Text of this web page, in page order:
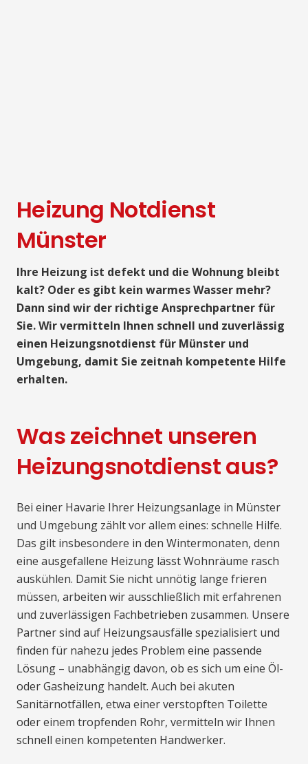
Heizung Notdienst
Münster
Ihre Heizung ist defekt und die Wohnung bleibt
kalt? Oder es gibt kein warmes Wasser mehr?
Dann sind wir der richtige Ansprechpartner für
Sie. Wir vermitteln Ihnen schnell und zuverlässig
einen Heizungsnotdienst für Münster und
Umgebung, damit Sie zeitnah kompetente Hilfe
erhalten.
Was zeichnet unseren
Heizungsnotdienst aus?
Bei einer Havarie Ihrer Heizungsanlage in Münster
und Umgebung zählt vor allem eines: schnelle Hilfe.
Das gilt insbesondere in den Wintermonaten, denn
eine ausgefallene Heizung lässt Wohnräume rasch
auskühlen. Damit Sie nicht unnötig lange frieren
müssen, arbeiten wir ausschließlich mit erfahrenen
und zuverlässigen Fachbetrieben zusammen. Unsere
Partner sind auf Heizungsausfälle spezialisiert und
finden für nahezu jedes Problem eine passende
Lösung – unabhängig davon, ob es sich um eine Öl-
oder Gasheizung handelt. Auch bei akuten
Sanitärnotfällen, etwa einer verstopften Toilette
oder einem tropfenden Rohr, vermitteln wir Ihnen
schnell einen kompetenten Handwerker.